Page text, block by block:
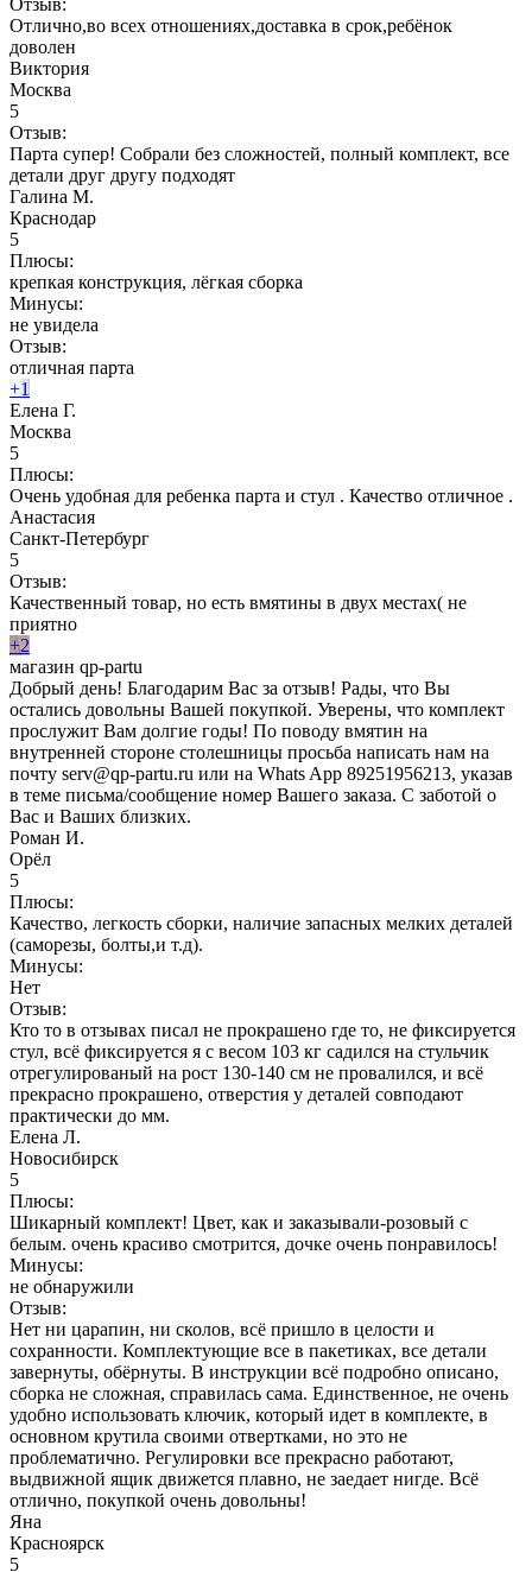
Отлично,во всех отношениях,доставка в срок,ребёнок
доволен
Виктория
Москва
5
Отзыв:
Парта супер! Собрали без сложностей, полный комплект, все
детали друг другу подходят
Галина М.
Краснодар
5
Плюсы:
крепкая конструкция, лëгкая сборка
Минусы:
не увидела
Отзыв:
отличная парта
+1
Елена Г.
Москва
5
Плюсы:
Очень удобная для ребенка парта и стул . Качество отличное .
Анастасия
Санкт-Петербург
5
Отзыв:
Качественный товар, но есть вмятины в двух местах( не
приятно
+2
магазин qp-partu
Добрый день! Благодарим Вас за отзыв! Рады, что Вы
остались довольны Вашей покупкой. Уверены, что комплект
прослужит Вам долгие годы! По поводу вмятин на
внутренней стороне столешницы просьба написать нам на
почту serv@qp-partu.ru или на Whats App 89251956213, указав
в теме письма/сообщение номер Вашего заказа. С заботой о
Вас и Ваших близких.
Роман И.
Орёл
5
Плюсы:
Качество, легкость сборки, наличие запасных мелких деталей
(саморезы, болты,и т.д).
Минусы:
Нет
Отзыв:
Кто то в отзывах писал не прокрашено где то, не фиксируется
стул, всё фиксируется я с весом 103 кг садился на стульчик
отрегулированый на рост 130-140 см не провалился, и всё
прекрасно прокрашено, отверстия у деталей совподают
практически до мм.
Елена Л.
Новосибирск
5
Плюсы:
Шикарный комплект! Цвет, как и заказывали-розовый с
белым. очень красиво смотрится, дочке очень понравилось!
Минусы:
не обнаружили
Отзыв:
Нет ни царапин, ни сколов, всё пришло в целости и
сохранности. Комплектующие все в пакетиках, все детали
завернуты, обëрнуты. В инструкции всё подробно описано,
сборка не сложная, справилась сама. Единственное, не очень
удобно использовать ключик, который идет в комплекте, в
основном крутила своими отвертками, но это не
проблематично. Регулировки все прекрасно работают,
выдвижной ящик движется плавно, не заедает нигде. Всё
отлично, покупкой очень довольны!
Яна
Красноярск
5